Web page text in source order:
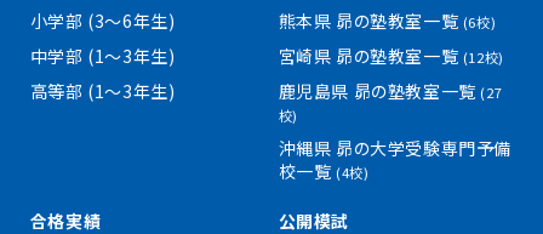
小学部 (3〜6年生)
中学部 (1〜3年生)
高等部 (1〜3年生)
熊本県 昴の塾教室一覧 (6校)
宮崎県 昴の塾教室一覧 (12校)
鹿児島県 昴の塾教室一覧(27
校)
沖縄県 昴の大学受験専門予備
校一覧 (4校)
合格実績 公開模試